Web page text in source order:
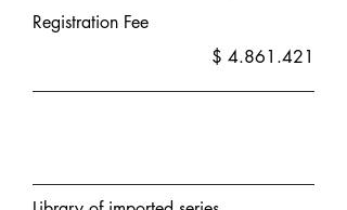
Registration Fee
$ 4.861.421